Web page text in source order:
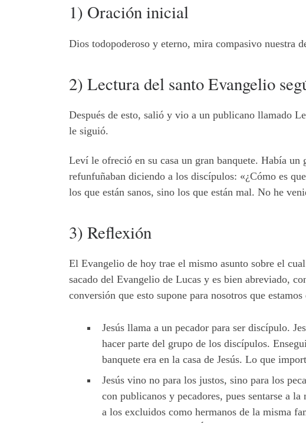
1) Oración inicial
Dios todopoderoso y eterno, mira compasivo nuestra
2) Lectura del santo Evangelio
Después de esto, salió y vio a un publicano llamado
le siguió.
Leví le ofreció en su casa un gran banquete. Había un
refunfuñaban diciendo a los discípulos: «¿Cómo es
los que están sanos, sino los que están mal. No he
3) Reflexión
El Evangelio de hoy trae el mismo asunto sobre el
sacado del Evangelio de Lucas y es bien abreviado,
conversión que esto supone para nosotros que
Jesús llama a un pecador para ser discípulo.
hacer parte del grupo de los discípulos.
banquete era en la casa de Jesús. Lo que
Jesús vino no para los justos, sino para los
con publicanos y pecadores, pues sentarse a
a los excluidos como hermanos de la misma